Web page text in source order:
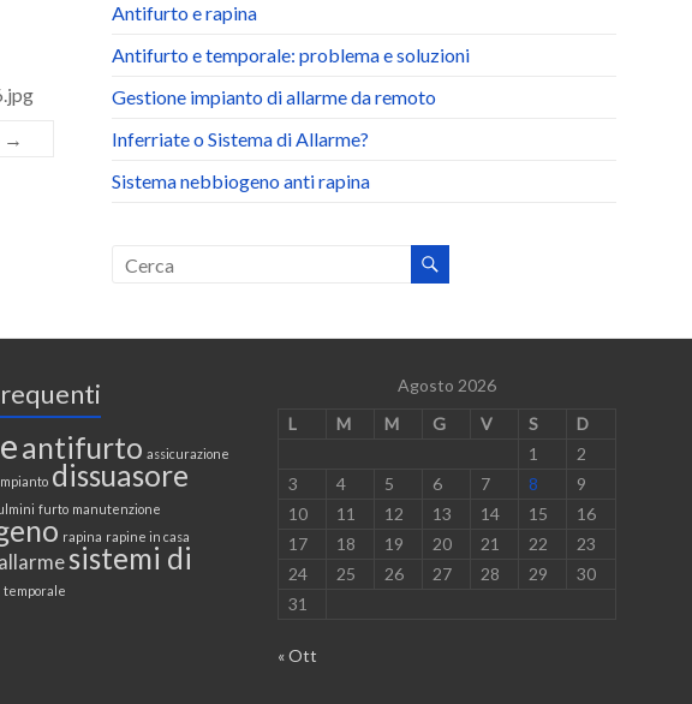
→
Antifurto e rapina
Antifurto e temporale: problema e soluzioni
Gestione impianto di allarme da remoto
Inferriate o Sistema di Allarme?
Sistema nebbiogeno anti rapina
antifurto assicurazione
dissuasore
furto manutenzione
rapina rapine in casa
sistemi di
temporale
Agosto 2026
L
M M G V S
D
1
2
3
4 5 6 7 8
9
10
11 12 13 14 15
16
17
18 19 20 21 22
23
24
25 26 27 28 29
30
31
« Ott